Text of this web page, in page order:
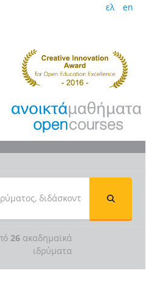
ελ en
26 ακαδημαϊκά
ιδρύματα